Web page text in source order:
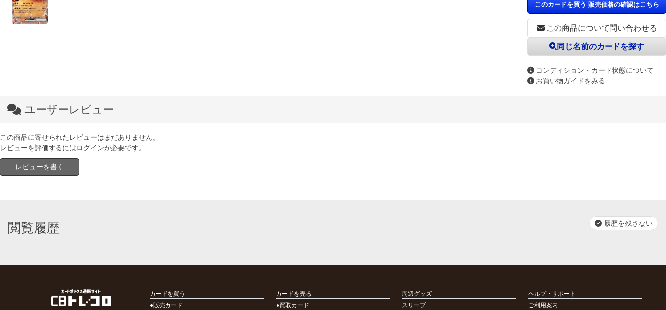
この商品について問い合わせる
同じ名前のカードを探す
コンディション・カード状態について
お買い物ガイドをみる
このカードを買う 販売価格の確認はこちら
ユーザーレビュー
この商品に寄せられたレビューはまだありません。
レビューを評価するにはログインが必要です。
レビューを書く
閲覧履歴 履歴を残さない
カードを買う
●販売カード
カードを売る
●買取カード
周辺グッズ
スリーブ
ヘルプ・サポート
ご利用案内